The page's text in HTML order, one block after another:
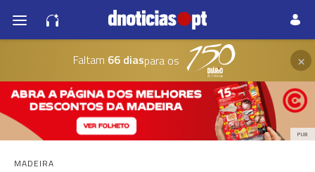
Faltam 66 diaspara os ×
PUB
MADEIRA